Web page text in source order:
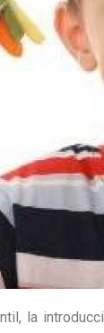
la